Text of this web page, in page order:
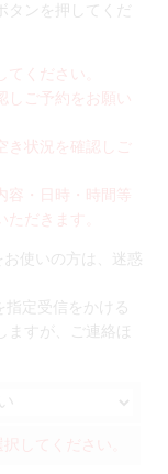
タンを押してくだ
ください。
ご予約をお願い
状況を確認しご
容・日時・時間等
だきます。
お使いの方は、迷惑
指定受信をかける
ますが、ご連絡ほ
してください。